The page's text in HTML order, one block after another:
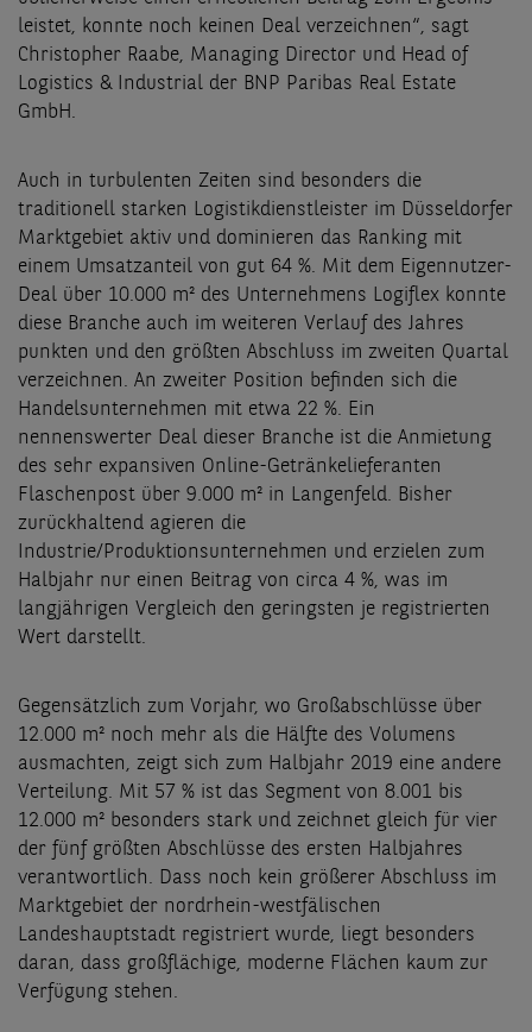
leistet, konnte noch keinen Deal verzeichnen“, sagt
Christopher Raabe, Managing Director und Head of
Logistics & Industrial der BNP Paribas Real Estate
GmbH.
Auch in turbulenten Zeiten sind besonders die
traditionell starken Logistikdienstleister im Düsseldorfer
Marktgebiet aktiv und dominieren das Ranking mit
einem Umsatzanteil von gut 64 %. Mit dem Eigennutzer-
Deal über 10.000 m² des Unternehmens Logiflex konnte
diese Branche auch im weiteren Verlauf des Jahres
punkten und den größten Abschluss im zweiten Quartal
verzeichnen. An zweiter Position befinden sich die
Handelsunternehmen mit etwa 22 %. Ein
nennenswerter Deal dieser Branche ist die Anmietung
des sehr expansiven Online-Getränkelieferanten
Flaschenpost über 9.000 m² in Langenfeld. Bisher
zurückhaltend agieren die
Industrie/Produktionsunternehmen und erzielen zum
Halbjahr nur einen Beitrag von circa 4 %, was im
langjährigen Vergleich den geringsten je registrierten
Wert darstellt.
Gegensätzlich zum Vorjahr, wo Großabschlüsse über
12.000 m² noch mehr als die Hälfte des Volumens
ausmachten, zeigt sich zum Halbjahr 2019 eine andere
Verteilung. Mit 57 % ist das Segment von 8.001 bis
12.000 m² besonders stark und zeichnet gleich für vier
der fünf größten Abschlüsse des ersten Halbjahres
verantwortlich. Dass noch kein größerer Abschluss im
Marktgebiet der nordrhein-westfälischen
Landeshauptstadt registriert wurde, liegt besonders
daran, dass großflächige, moderne Flächen kaum zur
Verfügung stehen.